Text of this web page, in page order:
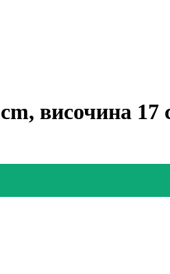
височина 17